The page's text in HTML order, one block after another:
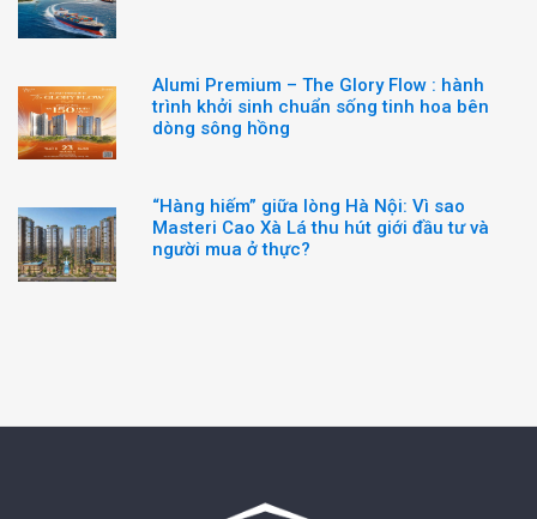
Alumi Premium – The Glory Flow : hành
trình khởi sinh chuẩn sống tinh hoa bên
dòng sông hồng
“Hàng hiếm” giữa lòng Hà Nội: Vì sao
Masteri Cao Xà Lá thu hút giới đầu tư và
người mua ở thực?